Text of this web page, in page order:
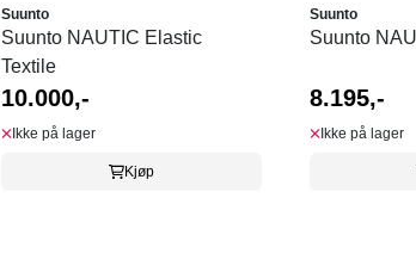
Suunto
Suunto NAUTIC Elastic
Textile
10.000,-
Ikke på lager
Kjøp
Suunto
Suunto
8.195,-
Ikke på lager